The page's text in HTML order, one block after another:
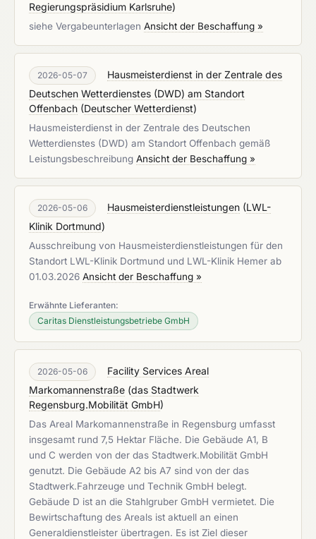
Regierungspräsidium Karlsruhe)
siehe Vergabeunterlagen Ansicht der Beschaffung »
2026-05-07
Hausmeisterdienst in der Zentrale des
Deutschen Wetterdienstes (DWD) am Standort
Offenbach (Deutscher Wetterdienst)
Hausmeisterdienst in der Zentrale des Deutschen
Wetterdienstes (DWD) am Standort Offenbach gemäß
Leistungsbeschreibung Ansicht der Beschaffung »
2026-05-06 Hausmeisterdienstleistungen (LWL-
Klinik Dortmund)
Ausschreibung von Hausmeisterdienstleistungen für den
Standort LWL-Klinik Dortmund und LWL-Klinik Hemer ab
01.03.2026 Ansicht der Beschaffung »
Erwähnte Lieferanten:
Caritas Dienstleistungsbetriebe GmbH
2026-05-06
Facility Services Areal
Markomannenstraße (das Stadtwerk
Regensburg.Mobilität GmbH)
Das Areal Markomannenstraße in Regensburg umfasst
insgesamt rund 7,5 Hektar Fläche. Die Gebäude A1, B
und C werden von der das Stadtwerk.Mobilität GmbH
genutzt. Die Gebäude A2 bis A7 sind von der das
Stadtwerk.Fahrzeuge und Technik GmbH belegt.
Gebäude D ist an die Stahlgruber GmbH vermietet. Die
Bewirtschaftung des Areals ist aktuell an einen
Generaldienstleister übertragen. Es ist Ziel dieser